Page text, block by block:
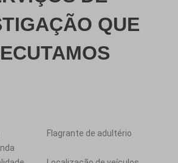
QUE
Flagrante de adultério